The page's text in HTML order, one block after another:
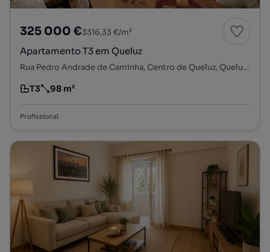
325 000 €3316,33 €/m²
Apartamento T3 em Queluz
Rua Pedro Andrade de Caminha, Centro de Queluz, Queluz e Belas, Sintra, Lisboa
Tipologia
T3
Preço por metro quadrado
98 m²
Profissional